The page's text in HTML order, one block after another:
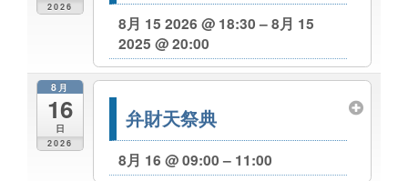
2026
8月 15 2026 @ 18:30 – 8月 15
2025 @ 20:00
8月
16
日
2026
弁財天祭典
8月 16 @ 09:00 – 11:00